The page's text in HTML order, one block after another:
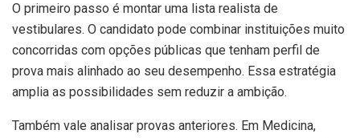
O primeiro passo é montar uma lista realista de
vestibulares. O candidato pode combinar instituições muito
concorridas com opções públicas que tenham perfil de
prova mais alinhado ao seu desempenho. Essa estratégia
amplia as possibilidades sem reduzir a ambição.
Também vale analisar provas anteriores. Em Medicina,